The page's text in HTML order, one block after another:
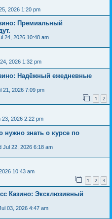
2026 1:20 pm
Премиальный
24, 2026 10:48 am
2026 1:32 pm
Надёжный ежедневные
21, 2026 7:09 pm
1 2
23, 2026 2:22 pm
нужно знать о курсе по
Jul 22, 2026 6:18 am
10:43 am
1 2 3
Казино: Эксклюзивный
03, 2026 4:47 am